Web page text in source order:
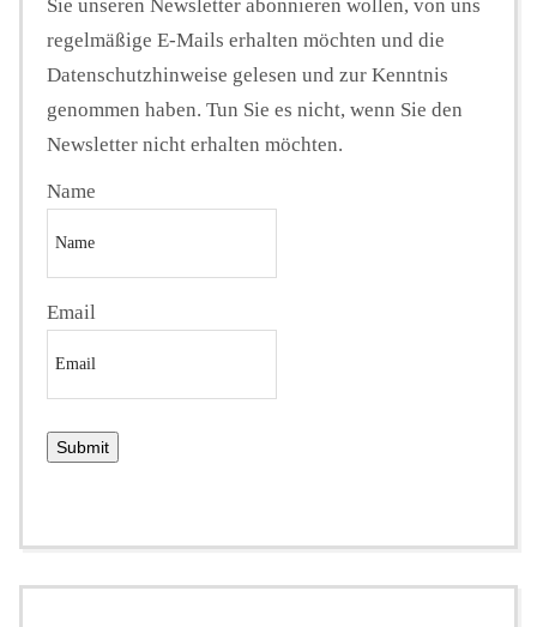
Sie unseren Newsletter abonnieren wollen, von uns
regelmäßige E-Mails erhalten möchten und die
Datenschutzhinweise gelesen und zur Kenntnis
genommen haben. Tun Sie es nicht, wenn Sie den
Newsletter nicht erhalten möchten.
Name
Email